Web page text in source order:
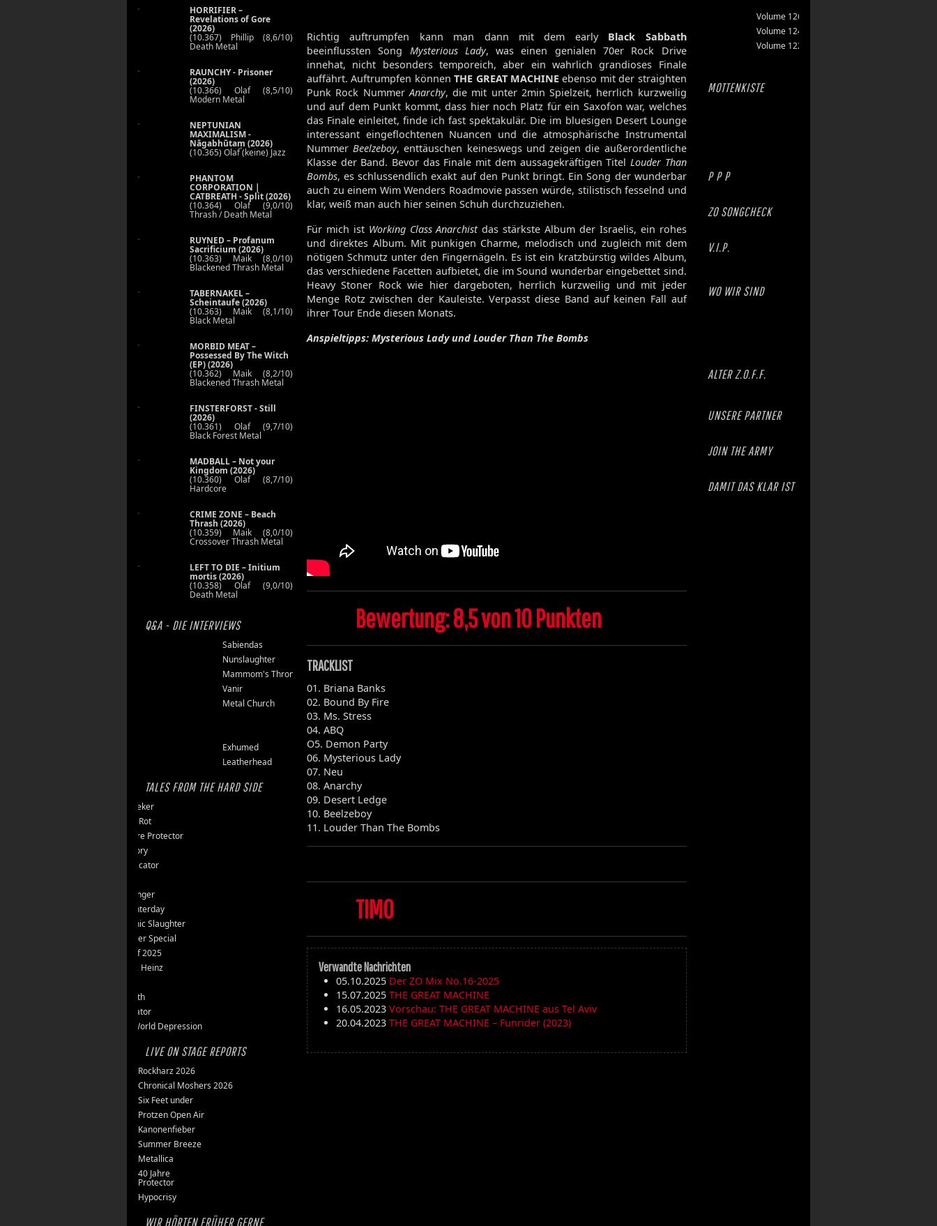
HORRIFIER –
Revelations of Gore
(2026)
(10.367) Phillip (8,6/10)
Death Metal
RAUNCHY - Prisoner
(2026)
(10.366) Olaf (8,5/10)
Modern Metal
NEPTUNIAN
MAXIMALISM -
Nāgabhūtaṃ (2026)
(10.365) Olaf (keine) Jazz
PHANTOM
CORPORATION |
CATBREATH - Split (2026)
(10.364) Olaf (9,0/10)
Thrash / Death Metal
RUYNED – Profanum
Sacrificium (2026)
(10.363) Maik (8,0/10)
Blackened Thrash Metal
TABERNAKEL –
Scheintaufe (2026)
(10.363) Maik (8,1/10)
Black Metal
MORBID MEAT –
Possessed By The Witch
(EP) (2026)
(10.362) Maik (8,2/10)
Blackened Thrash Metal
FINSTERFORST - Still
(2026)
(10.361) Olaf (9,7/10)
Black Forest Metal
MADBALL – Not your
Kingdom (2026)
(10.360) Olaf (8,7/10)
Hardcore
CRIME ZONE – Beach
Thrash (2026)
(10.359) Maik (8,0/10)
Crossover Thrash Metal
LEFT TO DIE – Initium
mortis (2026)
(10.358) Olaf (9,0/10)
Death Metal
Q&A - DIE INTERVIEWS
Sabiendas
Nunslaughter
Mammom's Throne
Vanir
Metal Church
Exhumed
Leatherhead
TALES FROM THE HARD SIDE
Endseeker
Jungle Rot
40 Jahre Protector
Vomitory
Messticator
Clawfinger
Slaughterday
Teutonic Slaughter
Silvester Special
Best of 2025
Inge & Heinz
Stillbirth
Knorkator
New World Depression
LIVE ON STAGE REPORTS
Rockharz 2026
Chronical Moshers 2026
Six Feet under
Protzen Open Air
Kanonenfieber
Summer Breeze
Metallica
40 Jahre
Protector
Hypocrisy
WIR HÖRTEN FRÜHER GERNE
Richtig auftrumpfen kann man dann mit dem early Black Sabbath
beeinflussten Song Mysterious Lady, was einen genialen 70er Rock Drive
innehat, nicht besonders temporeich, aber ein wahrlich grandioses Finale
auffährt. Auftrumpfen könnenTHE GREAT MACHINE ebenso mit der straighten
Punk Rock NummerAnarchy, die mit unter 2min Spielzeit, herrlich kurzweilig
und auf dem Punkt kommt, dass hier noch Platz für ein Saxofon war, welches
das Finale einleitet, finde ich fast spektakulär. Die im bluesigen Desert Lounge
interessant eingeflochtenen Nuancen und die atmosphärische Instrumental
NummerBeelzeboy, enttäuschen keineswegs und zeigen die außerordentliche
Klasse der Band. Bevor das Finale mit dem aussagekräftigen Titel Louder Than
Bombs, es schlussendlich exakt auf den Punkt bringt. Ein Song der wunderbar
auch zu einem Wim Wenders Roadmovie passen würde, stilistisch fesselnd und
klar, weiß man auch hier seinen Schuh durchzuziehen.
Für mich ist Working Class Anarchistdas stärkste Album der Israelis, ein rohes
und direktes Album. Mit punkigen Charme, melodisch und zugleich mit dem
nötigen Schmutz unter den Fingernägeln. Es ist ein kratzbürstig wildes Album,
das verschiedene Facetten aufbietet, die im Sound wunderbar eingebettet sind.
Heavy Stoner Rock wie hier dargeboten, herrlich kurzweilig und mit jeder
Menge Rotz zwischen der Kauleiste. Verpasst diese Band auf keinen Fall auf
ihrer Tour Ende diesen Monats.
Anspieltipps: Mysterious Lady und Louder Than The Bombs
Bewertung: 8,5 von 10 Punkten
TRACKLIST
01. Briana Banks
02. Bound By Fire
03. Ms. Stress
04. ABQ
O5. Demon Party
06. Mysterious Lady
07. Neu
08. Anarchy
09. Desert Ledge
10. Beelzeboy
11. Louder Than The Bombs
TIMO
Verwandte Nachrichten
05.10.2025 Der ZO Mix No.16-2025
15.07.2025 THE GREAT MACHINE
16.05.2023 Vorschau: THE GREAT MACHINE aus Tel Aviv
20.04.2023 THE GREAT MACHINE – Funrider (2023)
Volume 126
Volume 125
Volume 124
Volume 123
Volume 122
MOTTENKISTE
Satan's Host
Damien
Bitch
Elixir
P P P
ZO SONGCHECK
V.I.P.
WO WIR SIND
ALTER Z.O.F.F.
UNSERE PARTNER
JOIN THE ARMY
DAMIT DAS KLAR IST